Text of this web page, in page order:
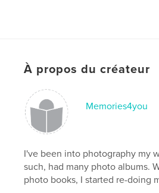
À propos du créateur
Memories4you
I've been into photography my
such, had many photo albums.
photo books, I started re-doing